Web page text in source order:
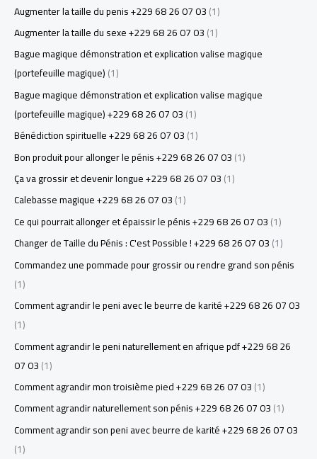
Augmenter la taille du penis +229 68 26 07 03(1)
Augmenter la taille du sexe +229 68 26 07 03(1)
Bague magique démonstration et explication valise magique
(portefeuille magique)(1)
Bague magique démonstration et explication valise magique
(portefeuille magique) +229 68 26 07 03(1)
Bénédiction spirituelle +229 68 26 07 03(1)
Bon produit pour allonger le pénis +229 68 26 07 03(1)
Ça va grossir et devenir longue +229 68 26 07 03(1)
Calebasse magique +229 68 26 07 03(1)
Ce qui pourrait allonger et épaissir le pénis +229 68 26 07 03(1)
Changer de Taille du Pénis : C'est Possible ! +229 68 26 07 03(1)
Commandez une pommade pour grossir ou rendre grand son pénis
(1)
Comment agrandir le peni avec le beurre de karité +229 68 26 07 03
(1)
Comment agrandir le peni naturellement en afrique pdf +229 68 26
07 03(1)
Comment agrandir mon troisième pied +229 68 26 07 03(1)
Comment agrandir naturellement son pénis +229 68 26 07 03(1)
Comment agrandir son peni avec beurre de karité +229 68 26 07 03
(1)